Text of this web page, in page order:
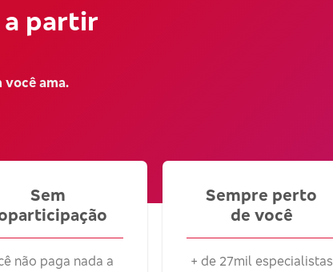
a partir
você ama.
Sem
não paga nada a
Sempre perto
de você
+ de 27mil especialistas